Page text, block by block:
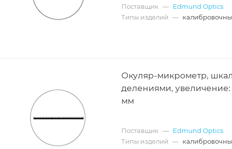
Поставщик — Edmund Optics
Типы изделий —
Окуляр-микрометр,
делениями, увеличение:
мм
Поставщик — Edmund Optics
Типы изделий —